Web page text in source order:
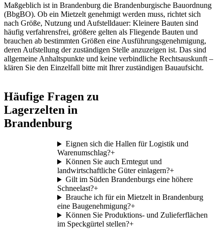
Maßgeblich ist in Brandenburg die Brandenburgische Bauordnung
(BbgBO). Ob ein Mietzelt genehmigt werden muss, richtet sich
nach Größe, Nutzung und Aufstelldauer: Kleinere Bauten sind
häufig verfahrensfrei, größere gelten als Fliegende Bauten und
brauchen ab bestimmten Größen eine Ausführungsgenehmigung,
deren Aufstellung der zuständigen Stelle anzuzeigen ist. Das sind
allgemeine Anhaltspunkte und keine verbindliche Rechtsauskunft –
klären Sie den Einzelfall bitte mit Ihrer zuständigen Bauaufsicht.
Häufige Fragen zu
Lagerzelten in
Brandenburg
Eignen sich die Hallen für Logistik und
Warenumschlag?+
Können Sie auch Erntegut und
landwirtschaftliche Güter einlagern?+
Gilt im Süden Brandenburgs eine höhere
Schneelast?+
Brauche ich für ein Mietzelt in Brandenburg
eine Baugenehmigung?+
Können Sie Produktions- und Zulieferflächen
im Speckgürtel stellen?+